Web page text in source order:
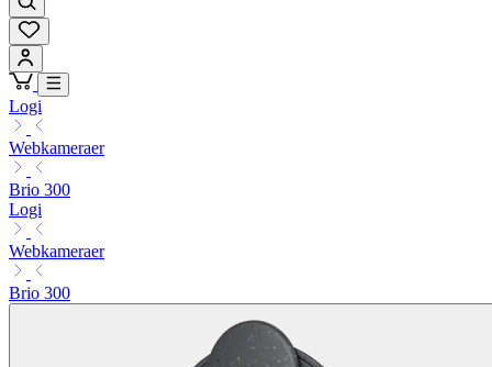
Logi
Webkameraer
Brio 300
Logi
Webkameraer
Brio 300